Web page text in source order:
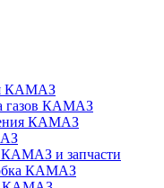
КАМАЗ
газов КАМАЗ
КАМАЗ
КАМАЗ и запчасти
КАМАЗ